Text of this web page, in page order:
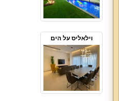
וילאליס על הים